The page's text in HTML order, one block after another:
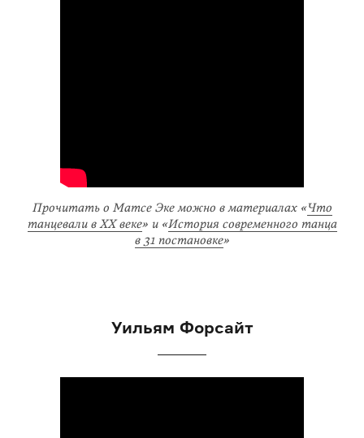
Прочитать о Матсе Эке можно в материалах «Что
танцевали в XX веке» и «История современного танца
в 31 постановке»
Уильям Форсайт